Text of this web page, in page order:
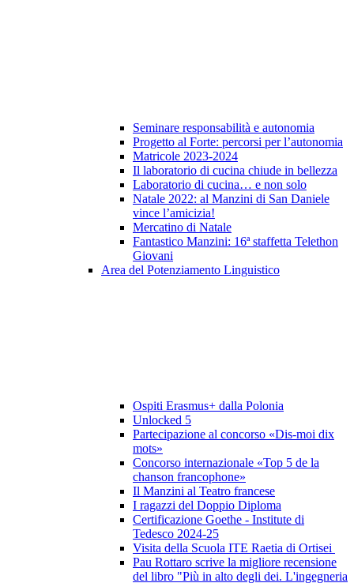
Seminare responsabilità e autonomia
Progetto al Forte: percorsi per l’autonomia
Matricole 2023-2024
Il laboratorio di cucina chiude in bellezza
Laboratorio di cucina… e non solo
Natale 2022: al Manzini di San Daniele
vince l’amicizia!
Mercatino di Natale
Fantastico Manzini: 16ª staffetta Telethon
Giovani
Area del Potenziamento Linguistico
Ospiti Erasmus+ dalla Polonia
Unlocked 5
Partecipazione al concorso «Dis-moi dix
mots»
Concorso internazionale «Top 5 de la
chanson francophone»
Il Manzini al Teatro francese
I ragazzi del Doppio Diploma
Certificazione Goethe - Institute di
Tedesco 2024-25
Visita della Scuola ITE Raetia di Ortisei
Pau Rottaro scrive la migliore recensione
del libro "Più in alto degli dei. L'ingegneria